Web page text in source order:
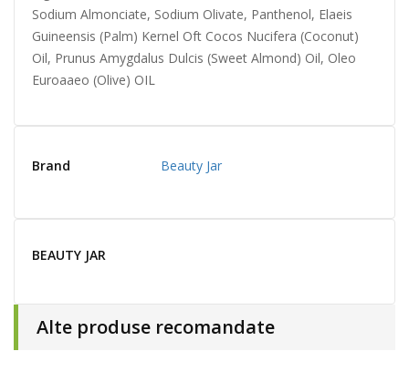
Sodium Almonciate, Sodium Olivate, Panthenol, Elaeis
Guineensis (Palm) Kernel Oft Cocos Nucifera (Coconut)
Oil, Prunus Amygdalus Dulcis (Sweet Almond) Oil, Oleo
Euroaaeo (Olive) OIL
Brand Beauty Jar
BEAUTY JAR
Alte produse recomandate